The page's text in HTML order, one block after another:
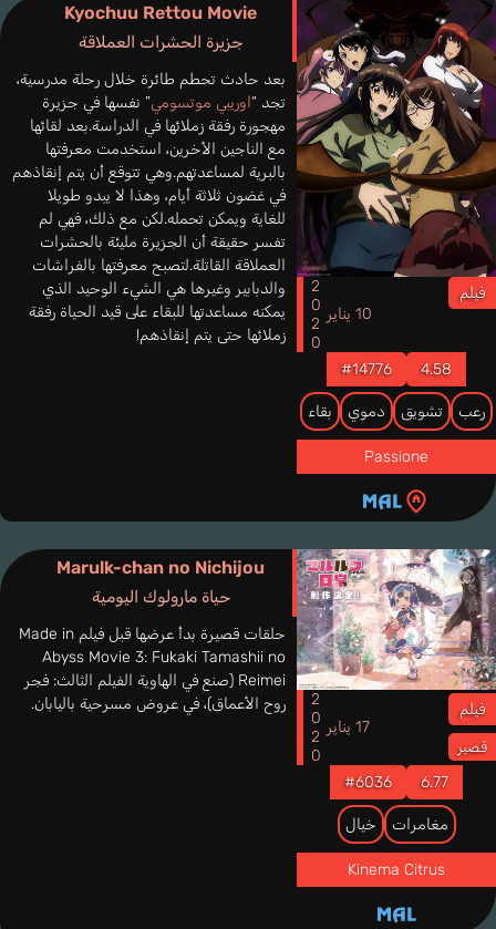
Kyochuu Rettou Movie
جزيرة الحشرات العملاقة
فيلم
10 يناير
2020
4.58
#14776
رعب تشويق دموي بقاء
Passione
بعد حادث تحطم طائرة خلال رحلة مدرسية،
تجد “اوريبي موتسومي” نفسها في جزيرة
مهجورة رفقة زملائها في الدراسة.بعد لقائها
مع الناجين الأخرين، استخدمت معرفتها
بالبرية لمساعدتهم.وهي تتوقع أن يتم إنقاذهم
في غضون ثلاثة أيام، وهذا لا يبدو طويلا
للغاية ويمكن تحمله.لكن مع ذلك، فهي لم
تفسر حقيقة أن الجزيرة مليئة بالحشرات
العملاقة القاتلة.لتصبح معرفتها بالفراشات
والدبابير وغيرها هي الشيء الوحيد الذي
يمكنه مساعدتها للبقاء على قيد الحياة رفقة
زملائها حتى يتم إنقاذهم!
Marulk-chan no Nichijou
حياة مارولوك اليومية
فيلم
قصير
17 يناير 2020
6.77
#6036
مغامرات خيال
Kinema Citrus
حلقات قصيرة بدأ عرضها قبل فيلم Made in
Abyss Movie 3: Fukaki Tamashii no
Reimei (صنع في الهاوية الفيلم الثالث: فجر
روح الأعماق)، في عروض مسرحية باليابان.